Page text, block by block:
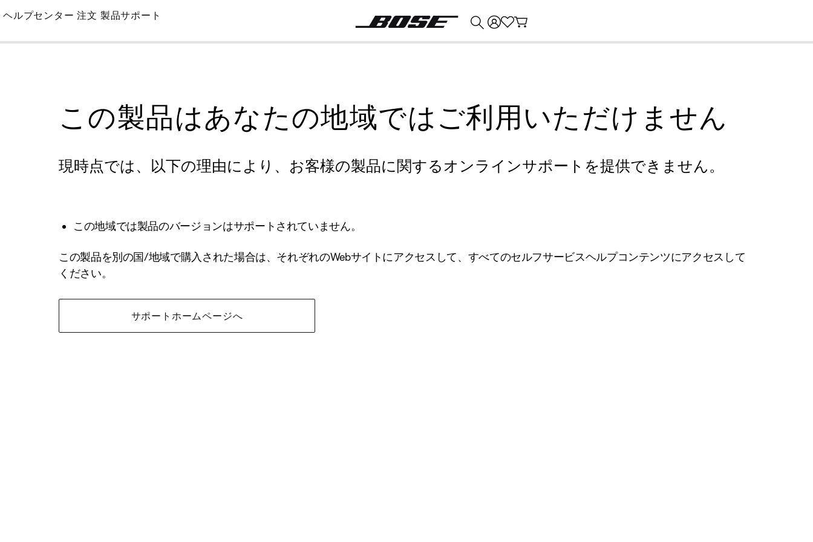
Skip
Main
ヘルプセンター 注文 製品サポート
この製品はあなたの地域ではご利用いただけません
現時点では、以下の理由により、お客様の製品に関するオンラインサポートを提供できません。
この地域では製品のバージョンはサポートされていません。
この製品を別の国/地域で購入された場合は、それぞれのWebサイトにアクセスして、すべてのセルフサービスヘルプコンテンツにアクセスして
ください。
サポートホームページへ